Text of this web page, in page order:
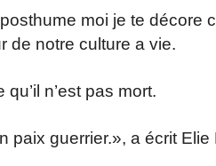
moi je te décore
de notre culture a vie.
n’est pas mort.
paix guerrier.», a écrit Elie